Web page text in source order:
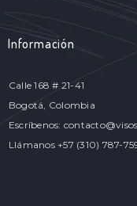
Información
Calle 168 # 21-41
Bogotá, Colombia
Escríbenos:
Llámanos +57 (310) 787-